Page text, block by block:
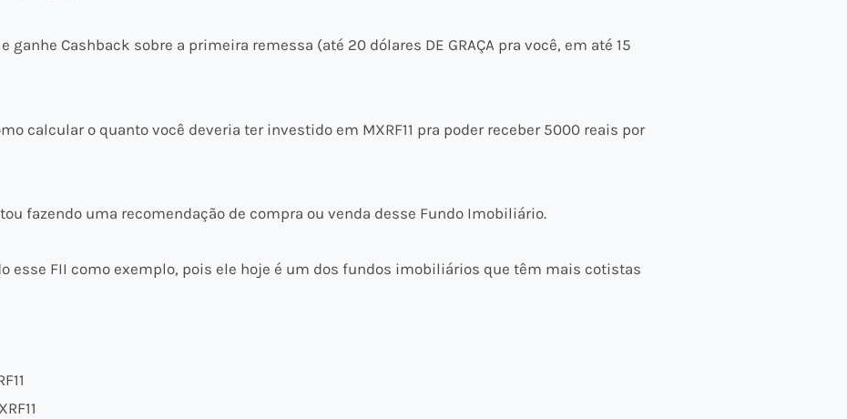
ganhe Cashback sobre a primeira remessa (até 20 dólares DE GRAÇA pra você, em até 15
calcular o quanto você deveria ter investido em MXRF11 pra poder receber 5000 reais por
fazendo uma recomendação de compra ou venda desse Fundo Imobiliário.
esse FII como exemplo, pois ele hoje é um dos fundos imobiliários que têm mais cotistas